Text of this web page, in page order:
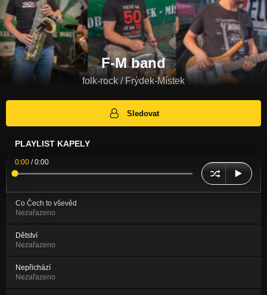
F-M band
folk-rock / Frýdek-Místek
Sledovat
PLAYLIST KAPELY
0:00 /0:00
Co Čech to vševěd
Nezařazeno
Dětství
Nezařazeno
Nepřichází
Nezařazeno